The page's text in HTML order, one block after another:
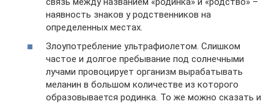
наявность знаков у родственников на
определенных местах.
Злоупотребление ультрафиолетом. Слишком
частое и долгое пребывание под солнечными
лучами провоцирует организм вырабатывать
меланин в большом количестве из которого
образовывается родинка. То же можно сказать и